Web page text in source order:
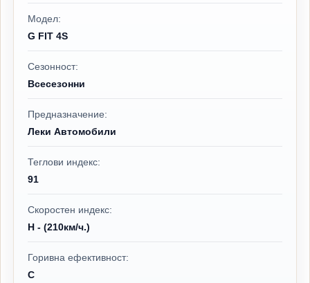
Модел:
G FIT 4S
Сезонност:
Всесезонни
Предназначение:
Леки Автомобили
Теглови индекс:
91
Скоростен индекс:
H - (210км/ч.)
Горивна ефективност:
C